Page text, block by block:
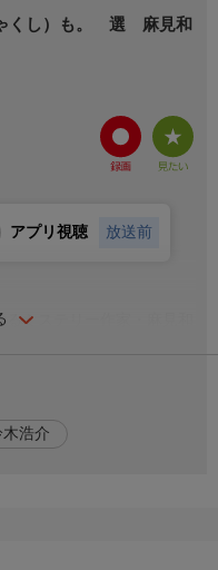
くし）も。 選 麻見和
アプリ視聴 放送前
ミステリー作家・麻見和
びりと眺めるのは、るう
ス猫だが、今それを言い
の生活の中から何かを発
木浩介